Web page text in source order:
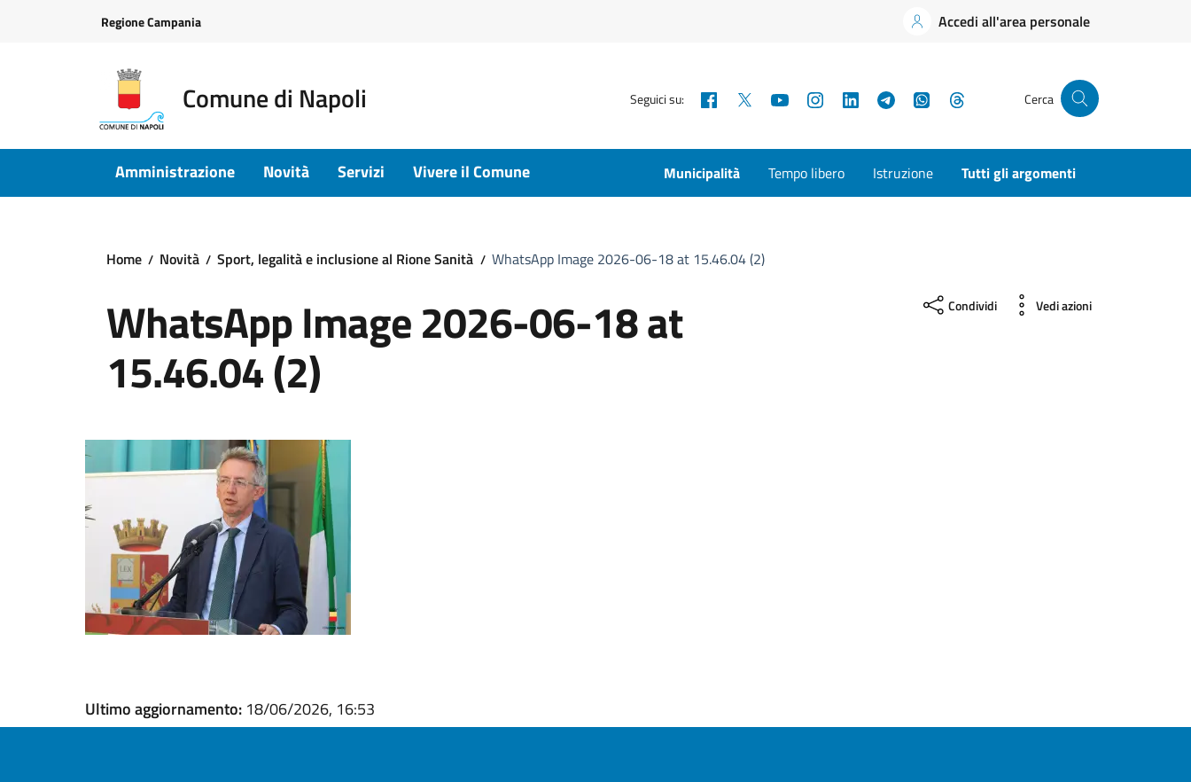
Regione Campania Accedi all'area personale
Comune di Napoli Seguici su: Facebook YouTubeInstagramLinkedInTelegramWhatsApp Cerca
Amministrazione Novità Servizi Vivere il Comune Municipalità Tempo libero Istruzione Tutti gli argomenti
Home Novità Sport, legalità e inclusione al Rione Sanità WhatsApp Image 2026-06-18 at 15.46.04 (2)
WhatsApp Image 2026-06-18 at
15.46.04 (2)
Condividi Vedi azioni
Ultimo aggiornamento: 18/06/2026, 16:53